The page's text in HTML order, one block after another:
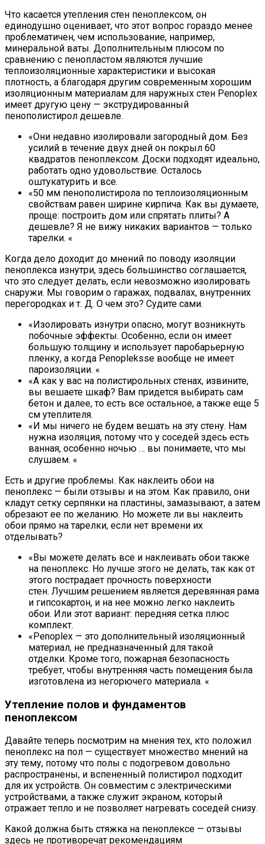
Что касается утепления стен пеноплексом, он
единодушно оценивает, что этот вопрос гораздо менее
проблематичен, чем использование, например,
минеральной ваты. Дополнительным плюсом по
сравнению с пенопластом являются лучшие
теплоизоляционные характеристики и высокая
плотность, а благодаря другим современным хорошим
изоляционным материалам для наружных стен Penoplex
имеет другую цену — экструдированный
пенополистирол дешевле.
«Они недавно изолировали загородный дом. Без
усилий в течение двух дней он покрыл 60
квадратов пеноплексом. Доски подходят идеально,
работать одно удовольствие. Осталось
оштукатурить и все.
«50 мм пенополистирола по теплоизоляционным
свойствам равен ширине кирпича. Как вы думаете,
проще: построить дом или спрятать плиты? А
дешевле? Я не вижу никаких вариантов — только
тарелки. «
Когда дело доходит до мнений по поводу изоляции
пеноплекса изнутри, здесь большинство соглашается,
что это следует делать, если невозможно изолировать
снаружи. Мы говорим о гаражах, подвалах, внутренних
перегородках и т. Д. О чем это? Судите сами.
«Изолировать изнутри опасно, могут возникнуть
побочные эффекты. Особенно, если он имеет
большую толщину и использует паробарьерную
пленку, а когда Penopleksse вообще не имеет
пароизоляции. «
«А как у вас на полистирольных стенах, извините,
вы вешаете шкаф? Вам придется выбирать сам
бетон и далее, то есть все остальное, а также еще 5
см утеплителя.
«И мы ничего не будем вешать на эту стену. Нам
нужна изоляция, потому что у соседей здесь есть
ванная, особенно ночью … вы понимаете, что мы
слушаем. «
Есть и другие проблемы. Как наклеить обои на
пеноплекс — были отзывы и на этом. Как правило, они
кладут сетку серпянки на пластины, замазывают, а затем
обрезают ее по желанию. Но можете ли вы наклеить
обои прямо на тарелки, если нет времени их
отделывать?
«Вы можете делать все и наклеивать обои также
на пеноплекс. Но лучше этого не делать, так как от
этого пострадает прочность поверхности
стен. Лучшим решением является деревянная рама
и гипсокартон, и на нее можно легко наклеить
обои. Или этот вариант: передняя сетка плюс
комплект.
«Penoplex — это дополнительный изоляционный
материал, не предназначенный для такой
отделки. Кроме того, пожарная безопасность
требует, чтобы внутренняя часть помещения была
изготовлена ​​из негорючего материала. «
Утепление полов и фундаментов
пеноплексом
Давайте теперь посмотрим на мнения тех, кто положил
пеноплекс на пол — существует множество мнений на
эту тему, потому что полы с подогревом довольно
распространены, и вспененный полистирол подходит
для их устройств. Он совместим с электрическими
устройствами, а также служит экраном, который
отражает тепло и не позволяет нагревать соседей снизу.
Какой должна быть стяжка на пеноплексе — отзывы
здесь не противоречат рекомендациям